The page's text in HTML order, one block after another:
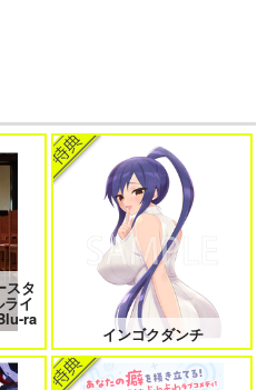
スタ
ライ
ra
インゴクダンチ